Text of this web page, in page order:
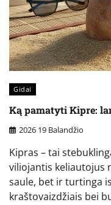
Gidai
Ką pamatyti Kipre:
2026 19 Balandžio
Kipras – tai
viliojantis keliautojus
saule, bet ir turtinga
kraštovaizdžiais bei